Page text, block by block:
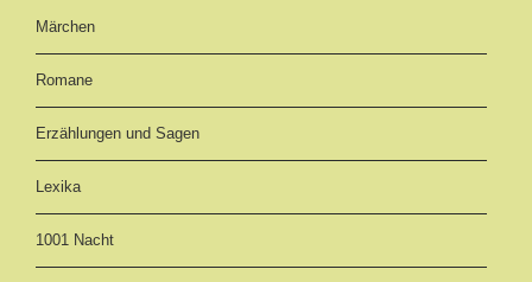
Märchen
Romane
Erzählungen und Sagen
Lexika
1001 Nacht